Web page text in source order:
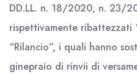
DD.LL. n. 18/2020, n. 23/
rispettivamente ribattezzati
“Rilancio”, i quali hanno
ginepraio di rinvii di